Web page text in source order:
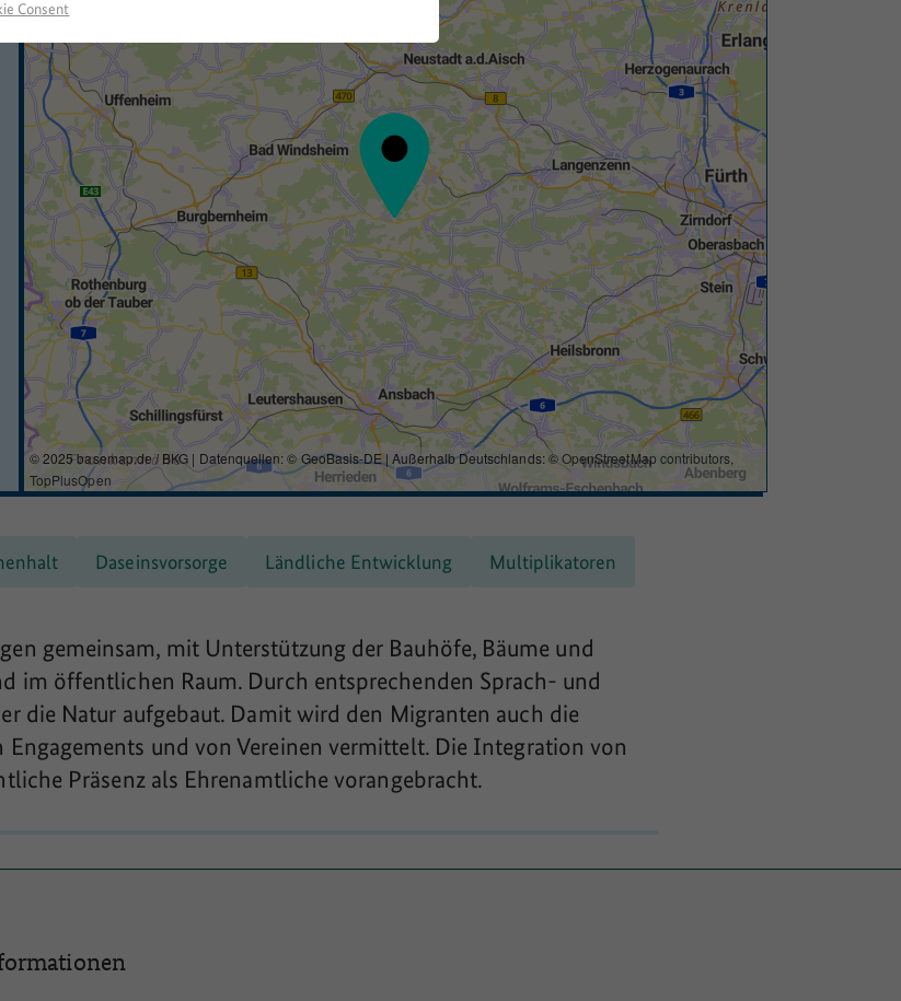
Consent
© 2025 basemap.de / BKG | Datenquellen: © GeoBasis-DE | Außerhalb Deutschlands: ©OpenStreetMap contributors
TopPlusOpen
Daseinsvorsorge Ländliche Entwicklung Multiplikatoren
gemeinsam, mit Unterstützung der Bauhöfe, Bäume und
im öffentlichen Raum. Durch entsprechenden Sprach- und
die Natur aufgebaut. Damit wird den Migranten auch die
und von Vereinen vermittelt. Die Integration von
Präsenz als Ehrenamtliche vorangebracht.